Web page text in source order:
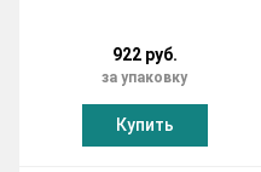
922 руб.
за упаковку
Купить